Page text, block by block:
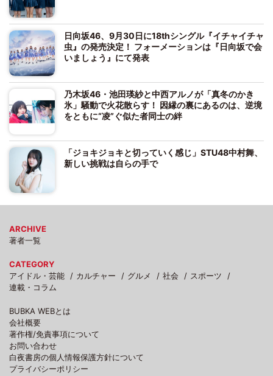
日向坂46、9月30日に18thシングル『イチャイチャ
虫』の発売決定！ フォーメーションは『日向坂で会
いましょう』にて発表
乃木坂46・池田瑛紗と中西アルノが「真冬のかき
氷」騒動で火花散らす！ 因縁の裏にあるのは、逆境
をともに“凌”ぐ似た者同士の絆
「ジョキジョキと切っていく感じ」STU48中村舞、
新しい挑戦は自らの手で
ARCHIVE
著者一覧
CATEGORY
アイドル・芸能
カルチャー グルメ 社会
スポーツ
連載・コラム
BUBKA WEBとは
会社概要
著作権/免責事項について
お問い合わせ
白夜書房の個人情報保護方針について
プライバシーポリシー